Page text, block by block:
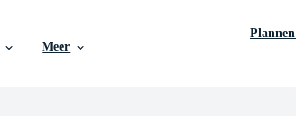
Meer
Plannen